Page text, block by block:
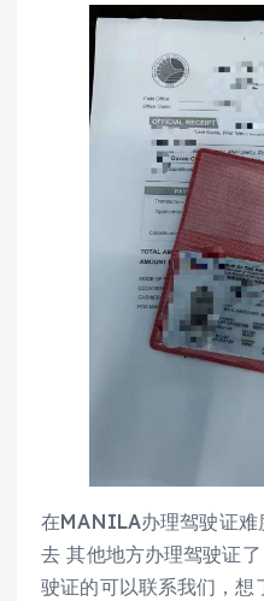
在MANILA办理驾驶证难
去 其他地方办理驾驶证
驶证的可以联系我们，想